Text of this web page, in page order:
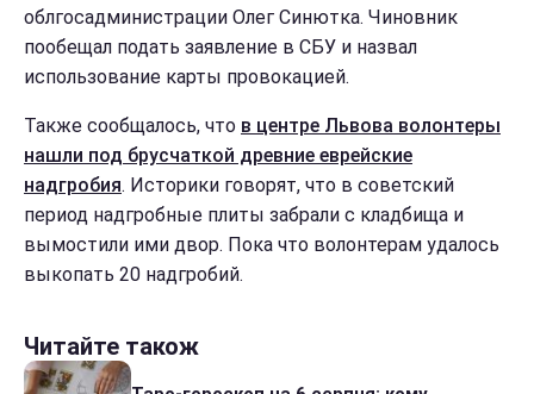
облгосадминистрации Олег Синютка. Чиновник
пообещал подать заявление в СБУ и назвал
использование карты провокацией.
Также сообщалось, что в центре Львова волонтеры
нашли под брусчаткой древние еврейские
надгробия. Историки говорят, что в советский
период надгробные плиты забрали с кладбища и
вымостили ими двор. Пока что волонтерам удалось
выкопать 20 надгробий.
Читайте також